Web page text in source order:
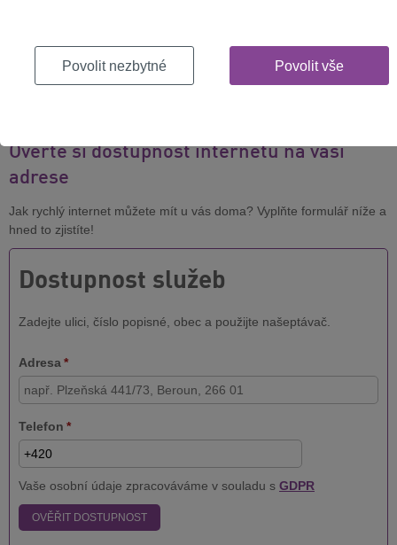
způsobený powerbankou uloženou v horním prostoru. Oheň zranil
27 lidí a vedl k evakuaci letadla, což přimělo úřady i aerolinky
hledat přísnější preventivní opatření.
Ověřte si dostupnost internetu na vaší
adrese
Jak rychlý internet můžete mít u vás doma? Vyplňte formulář níže a
hned to zjistíte!
Dostupnost služeb
Zadejte ulici, číslo popisné, obec a použijte našeptávač.
Adresa *
Telefon *
Vaše osobní údaje zpracováváme v souladu s GDPR
OVĚŘIT DOSTUPNOST
Povolit nezbytné Povolit vše